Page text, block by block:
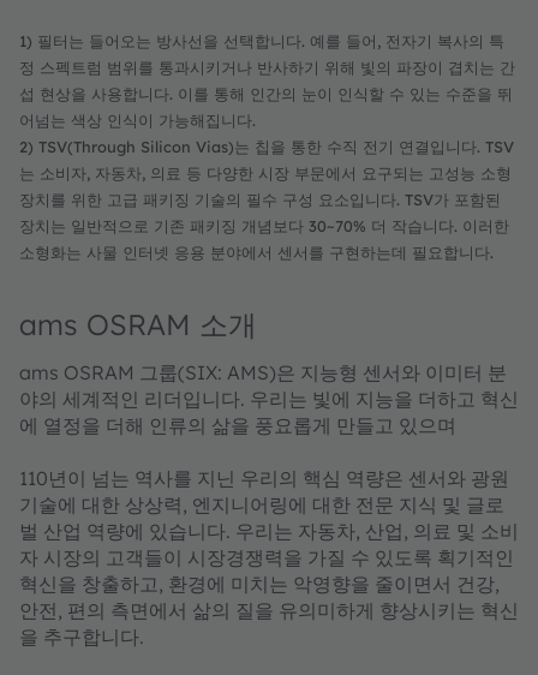
1) 필터는 들어오는 방사선을 선택합니다. 예를 들어, 전자기 복사의 특
정 스펙트럼 범위를 통과시키거나 반사하기 위해 빛의 파장이 겹치는 간
섭 현상을 사용합니다. 이를 통해 인간의 눈이 인식할 수 있는 수준을 뛰
어넘는 색상 인식이 가능해집니다.
2) TSV(Through Silicon Vias)는 칩을 통한 수직 전기 연결입니다. TSV
는 소비자, 자동차, 의료 등 다양한 시장 부문에서 요구되는 고성능 소형
장치를 위한 고급 패키징 기술의 필수 구성 요소입니다. TSV가 포함된
장치는 일반적으로 기존 패키징 개념보다 30~70% 더 작습니다. 이러한
소형화는 사물 인터넷 응용 분야에서 센서를 구현하는데 필요합니다.
ams OSRAM 소개
ams OSRAM 그룹(SIX: AMS)은 지능형 센서와 이미터 분
야의 세계적인 리더입니다. 우리는 빛에 지능을 더하고 혁신
에 열정을 더해 인류의 삶을 풍요롭게 만들고 있으며
110년이 넘는 역사를 지닌 우리의 핵심 역량은 센서와 광원
기술에 대한 상상력, 엔지니어링에 대한 전문 지식 및 글로
벌 산업 역량에 있습니다. 우리는 자동차, 산업, 의료 및 소비
자 시장의 고객들이 시장경쟁력을 가질 수 있도록 획기적인
혁신을 창출하고, 환경에 미치는 악영향을 줄이면서 건강,
안전, 편의 측면에서 삶의 질을 유의미하게 향상시키는 혁신
을 추구합니다.